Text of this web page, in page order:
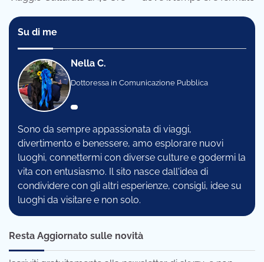
Su di me
Nella C.
Dottoressa in Comunicazione Pubblica
Sono da sempre appassionata di viaggi,
divertimento e benessere, amo esplorare nuovi
luoghi, connettermi con diverse culture e godermi la
vita con entusiasmo. Il sito nasce dall'idea di
condividere con gli altri esperienze, consigli, idee su
luoghi da visitare e non solo.
Resta Aggiornato sulle novità